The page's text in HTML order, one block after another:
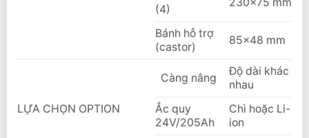
(4)
Bánh hỗ trợ
(castor)
85×48 mm
LỰA CHỌN OPTION
Càng nâng
Độ dài khác
nhau
Ắc quy
24V/205Ah
Chì hoặc Li-
ion